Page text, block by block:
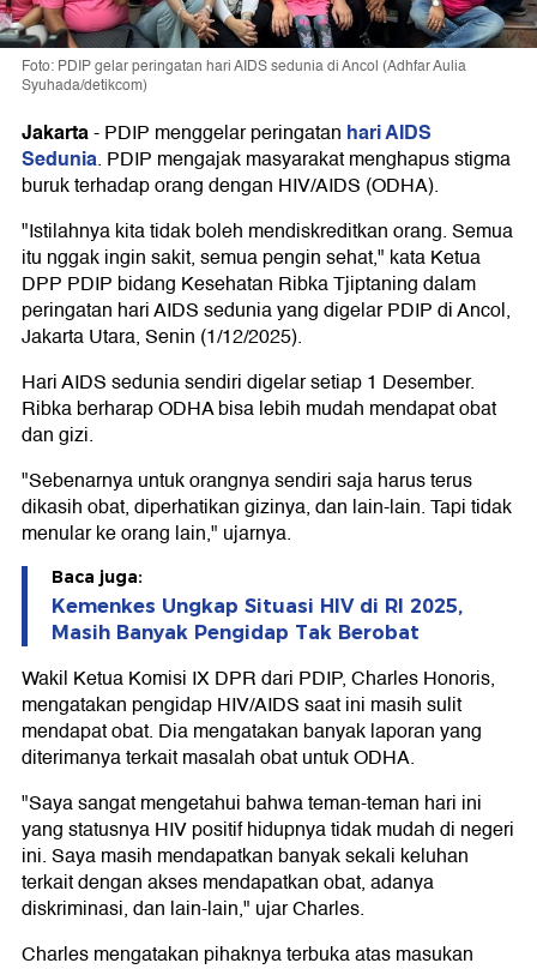
Foto: PDIP gelar peringatan hari AIDS sedunia di Ancol (Adhfar Aulia
Syuhada/detikcom)
Jakarta-PDIP menggelar peringatan hari AIDS
Sedunia. PDIP mengajak masyarakat menghapus stigma
buruk terhadap orang dengan HIV/AIDS (ODHA).
"Istilahnya kita tidak boleh mendiskreditkan orang. Semua
itu nggak ingin sakit, semua pengin sehat," kata Ketua
DPP PDIP bidang Kesehatan Ribka Tjiptaning dalam
peringatan hari AIDS sedunia yang digelar PDIP di Ancol,
Jakarta Utara, Senin (1/12/2025).
Hari AIDS sedunia sendiri digelar setiap 1 Desember.
Ribka berharap ODHA bisa lebih mudah mendapat obat
dan gizi.
"Sebenarnya untuk orangnya sendiri saja harus terus
dikasih obat, diperhatikan gizinya, dan lain-lain. Tapi tidak
menular ke orang lain," ujarnya.
Baca juga:
Kemenkes Ungkap Situasi HIV di RI 2025,
Masih Banyak Pengidap Tak Berobat
Wakil Ketua Komisi IX DPR dari PDIP, Charles Honoris,
mengatakan pengidap HIV/AIDS saat ini masih sulit
mendapat obat. Dia mengatakan banyak laporan yang
diterimanya terkait masalah obat untuk ODHA.
"Saya sangat mengetahui bahwa teman-teman hari ini
yang statusnya HIV positif hidupnya tidak mudah di negeri
ini. Saya masih mendapatkan banyak sekali keluhan
terkait dengan akses mendapatkan obat, adanya
diskriminasi, dan lain-lain," ujar Charles.
Charles mengatakan pihaknya terbuka atas masukan